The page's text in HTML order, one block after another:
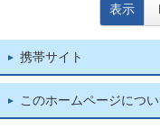
表示
携帯サイト
このホームページにつ